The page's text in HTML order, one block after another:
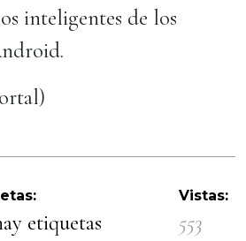
inteligentes de los
etiquetas
Vistas:
553